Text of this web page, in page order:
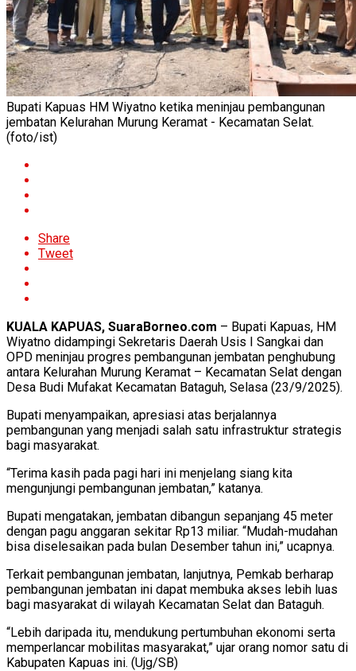
Bupati Kapuas HM Wiyatno ketika meninjau pembangunan
jembatan Kelurahan Murung Keramat - Kecamatan Selat.
(foto/ist)
Share
Tweet
KUALA KAPUAS, SuaraBorneo.com – Bupati Kapuas, HM
Wiyatno didampingi Sekretaris Daerah Usis I Sangkai dan
OPD meninjau progres pembangunan jembatan penghubung
antara Kelurahan Murung Keramat – Kecamatan Selat dengan
Desa Budi Mufakat Kecamatan Bataguh, Selasa (23/9/2025).
Bupati menyampaikan, apresiasi atas berjalannya
pembangunan yang menjadi salah satu infrastruktur strategis
bagi masyarakat.
“Terima kasih pada pagi hari ini menjelang siang kita
mengunjungi pembangunan jembatan,” katanya.
Bupati mengatakan, jembatan dibangun sepanjang 45 meter
dengan pagu anggaran sekitar Rp13 miliar. “Mudah-mudahan
bisa diselesaikan pada bulan Desember tahun ini,” ucapnya.
Terkait pembangunan jembatan, lanjutnya, Pemkab berharap
pembangunan jembatan ini dapat membuka akses lebih luas
bagi masyarakat di wilayah Kecamatan Selat dan Bataguh.
“Lebih daripada itu, mendukung pertumbuhan ekonomi serta
memperlancar mobilitas masyarakat,” ujar orang nomor satu di
Kabupaten Kapuas ini. (Ujg/SB)